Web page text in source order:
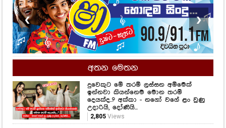
❮ ❯
අතන මෙතන
දුවෙකුට මේ තරම් ලස්සන අම්මෙක්
ඉන්නවා කියන්නෙම මොන තරම්
දෙයක්ද..? අක්කා - නගෝ වගේ ළං වුණු
උදාරියි, දෝණියි...
2,805Views